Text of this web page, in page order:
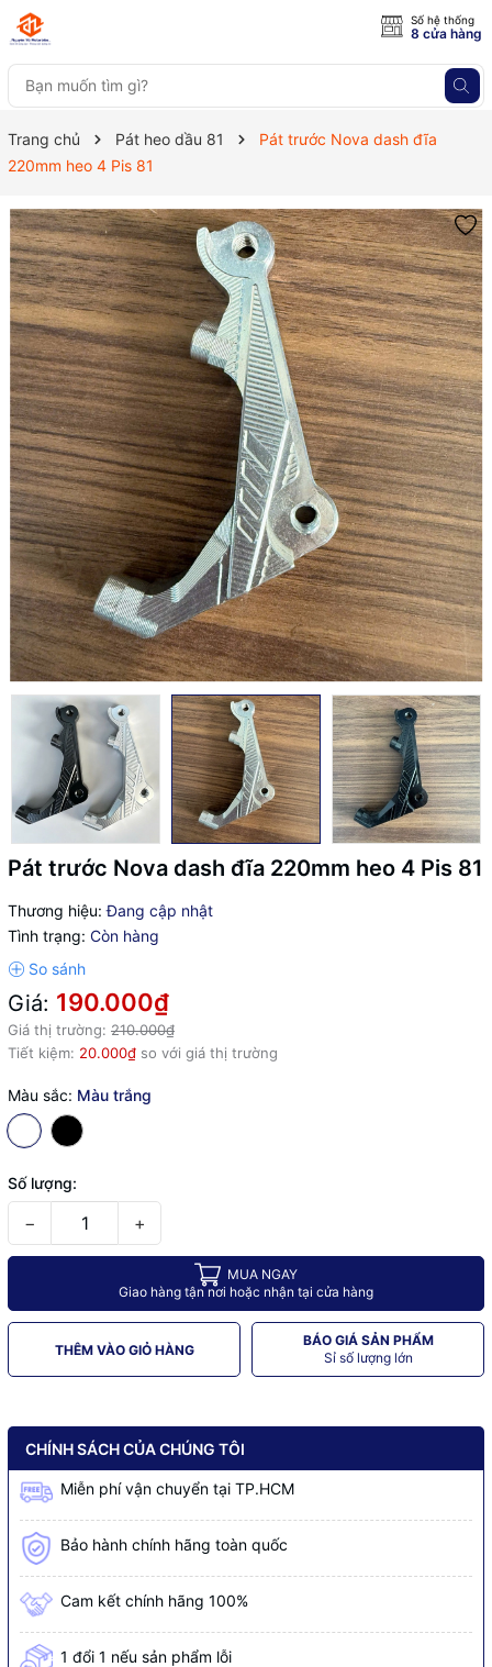
Số hệ thống
8 cửa hàng
Trang chủ Pát heo dầu 81
Pát trước Nova dash đĩa
220mm heo 4 Pis 81
Pát trước Nova dash đĩa 220mm heo 4 Pis 81
Thương hiệu: Đang cập nhật
Tình trạng: Còn hàng
Giá: 190.000₫
Giá thị trường: 210.000₫
Tiết kiệm: 20.000₫ so với giá thị trường
Màu sắc: Màu trắng
Số lượng:
− +
MUA NGAY
Giao hàng tận nơi hoặc nhận tại cửa hàng
THÊM VÀO GIỎ HÀNG
BÁO GIÁ SẢN PHẨM
Sỉ số lượng lớn
CHÍNH SÁCH CỦA CHÚNG TÔI
Miễn phí vận chuyển tại TP.HCM
Bảo hành chính hãng toàn quốc
Cam kết chính hãng 100%
1 đổi 1 nếu sản phẩm lỗi